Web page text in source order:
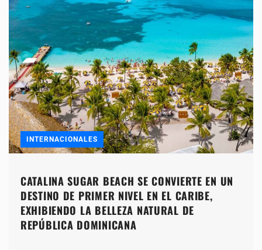
INTERNACIONALES
CATALINA SUGAR BEACH SE CONVIERTE EN UN
DESTINO DE PRIMER NIVEL EN EL CARIBE,
EXHIBIENDO LA BELLEZA NATURAL DE
REPÚBLICA DOMINICANA